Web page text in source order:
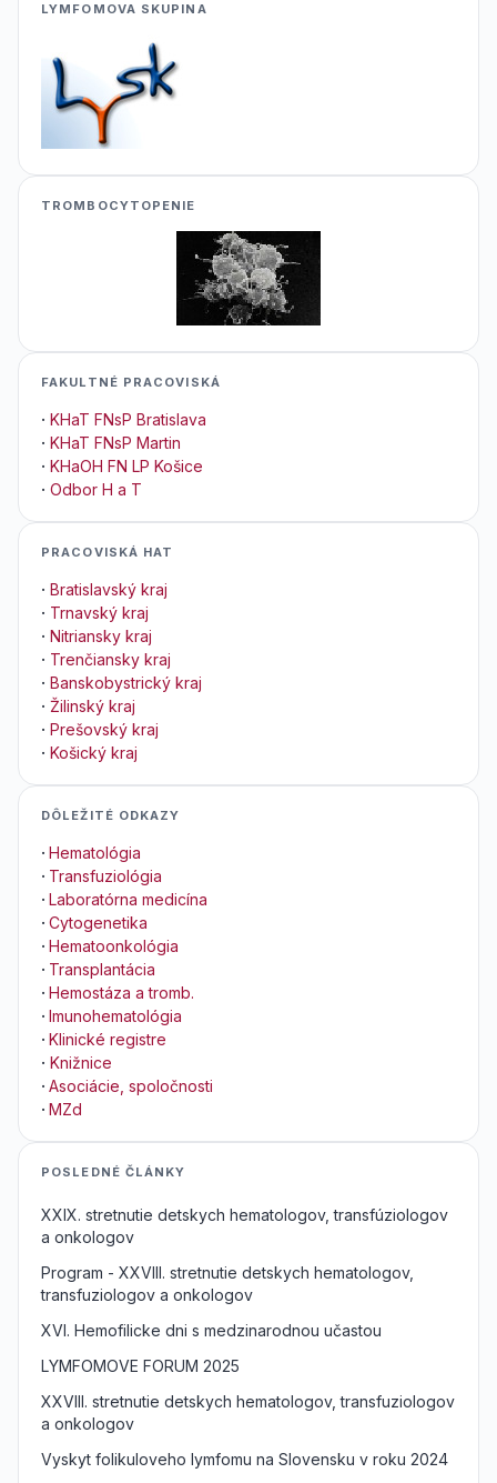
LYMFOMOVA SKUPINA
TROMBOCYTOPENIE
FAKULTNÉ PRACOVISKÁ
· KHaT FNsP Bratislava
· KHaT FNsP Martin
· KHaOH FN LP Košice
· Odbor H a T
PRACOVISKÁ HAT
· Bratislavský kraj
· Trnavský kraj
· Nitriansky kraj
· Trenčiansky kraj
· Banskobystrický kraj
· Žilinský kraj
· Prešovský kraj
· Košický kraj
DÔLEŽITÉ ODKAZY
· Hematológia
· Transfuziológia
· Laboratórna medicína
· Cytogenetika
· Hematoonkológia
· Transplantácia
· Hemostáza a tromb.
· Imunohematológia
· Klinické registre
· Knižnice
· Asociácie, spoločnosti
· MZd
POSLEDNÉ ČLÁNKY
XXIX. stretnutie detskych hematologov, transfúziologov
a onkologov
Program - XXVIII. stretnutie detskych hematologov,
transfuziologov a onkologov
XVI. Hemofilicke dni s medzinarodnou učastou
LYMFOMOVE FORUM 2025
XXVIII. stretnutie detskych hematologov, transfuziologov
a onkologov
Vyskyt folikuloveho lymfomu na Slovensku v roku 2024